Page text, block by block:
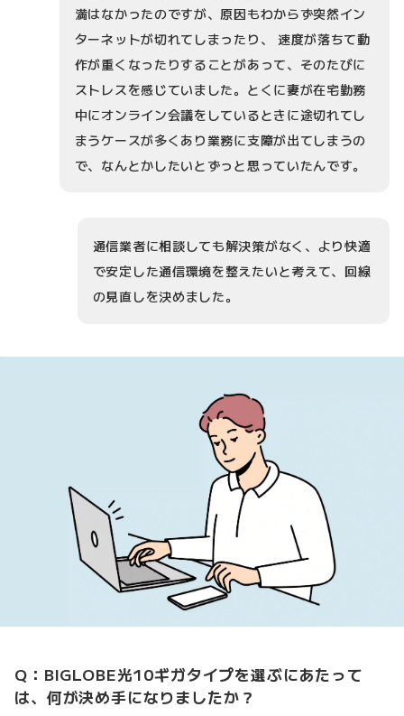
満はなかったのですが、原因もわからず突然イン
ターネットが切れてしまったり、 速度が落ちて動
作が重くなったりすることがあって、そのたびに
ストレスを感じていました。とくに妻が在宅勤務
中にオンライン会議をしているときに途切れてし
まうケースが多くあり業務に支障が出てしまうの
で、なんとかしたいとずっと思っていたんです。
通信業者に相談しても解決策がなく、より快適
で安定した通信環境を整えたいと考えて、回線
の見直しを決めました。
Q：BIGLOBE光10ギガタイプを選ぶにあたって
は、何が決め手になりましたか？